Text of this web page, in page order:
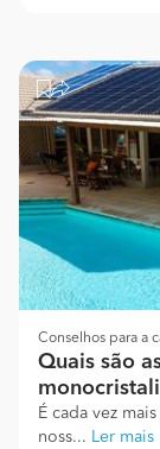
Conselhos para a
Quais são
É cada vez
noss... Ler mais